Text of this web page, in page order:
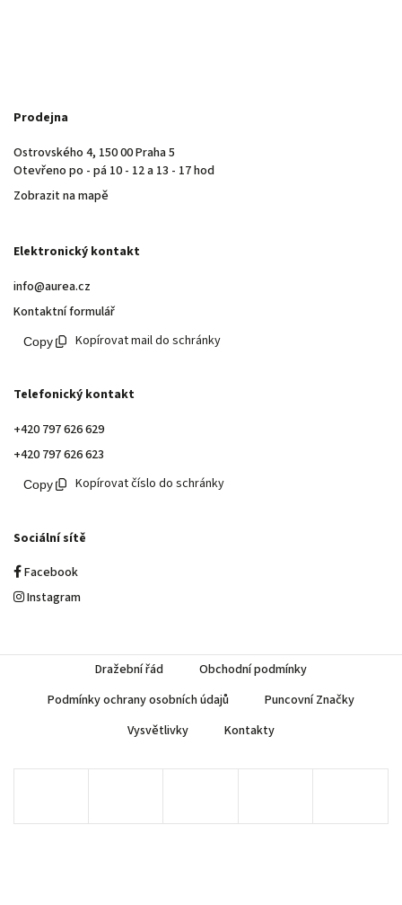
Prodejna
Ostrovského 4, 150 00 Praha 5
Otevřeno po - pá 10 - 12 a 13 - 17 hod
Zobrazit na mapě
Elektronický kontakt
info@aurea.cz
Kontaktní formulář
Kopírovat mail do schránky
Telefonický kontakt
+420 797 626 629
+420 797 626 623
Kopírovat číslo do schránky
Sociální sítě
Facebook
Instagram
Dražební řád
Obchodní podmínky
Podmínky ochrany osobních údajů
Puncovní Značky
Vysvětlivky
Kontakty